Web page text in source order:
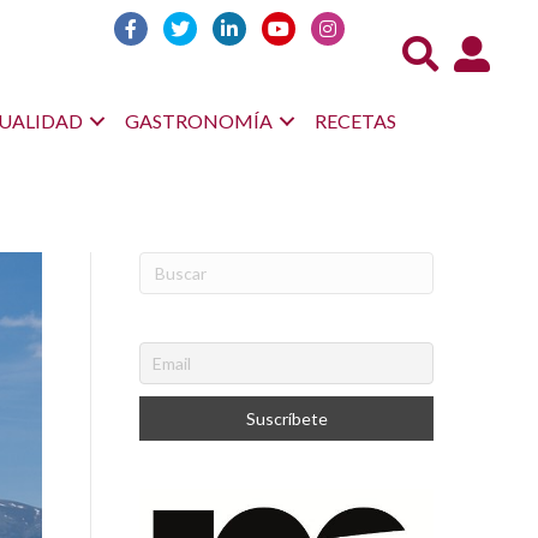
Acceso
GASTRONOMÍA RECETAS